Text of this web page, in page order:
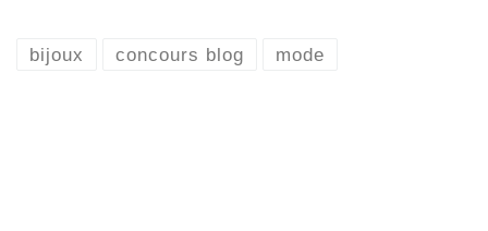
bijoux concours blog mode